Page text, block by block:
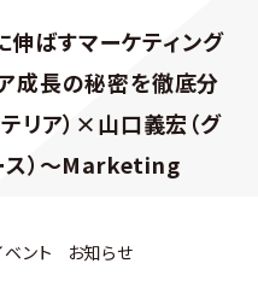
ばすマーケティング
成長の秘密を徹底分
リア）×山口義宏（グ
ス）～Marketing
ベント お知らせ